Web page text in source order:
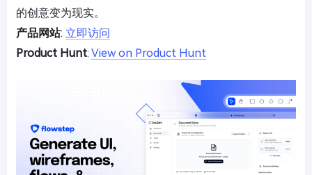
的创意变为现实。
产品网站: 立即访问
Product Hunt: View on Product Hunt